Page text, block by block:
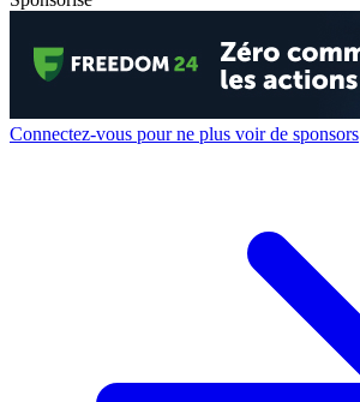
Connectez-vous pour ne plus voir de sponsors